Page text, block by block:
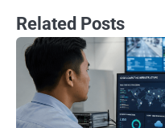
Related Posts